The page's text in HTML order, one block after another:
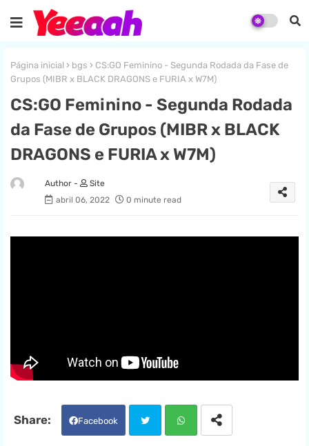
Página inicial bgs
CS:GO Feminino - Segunda Rodada da Fase de
Grupos (MIBR x BLACK DRAGONS e FURIA x W7M)
CS:GO Feminino - Segunda Rodada
da Fase de Grupos (MIBR x BLACK
DRAGONS e FURIA x W7M)
Site
abril 06, 2022
0 minute read
Facebook